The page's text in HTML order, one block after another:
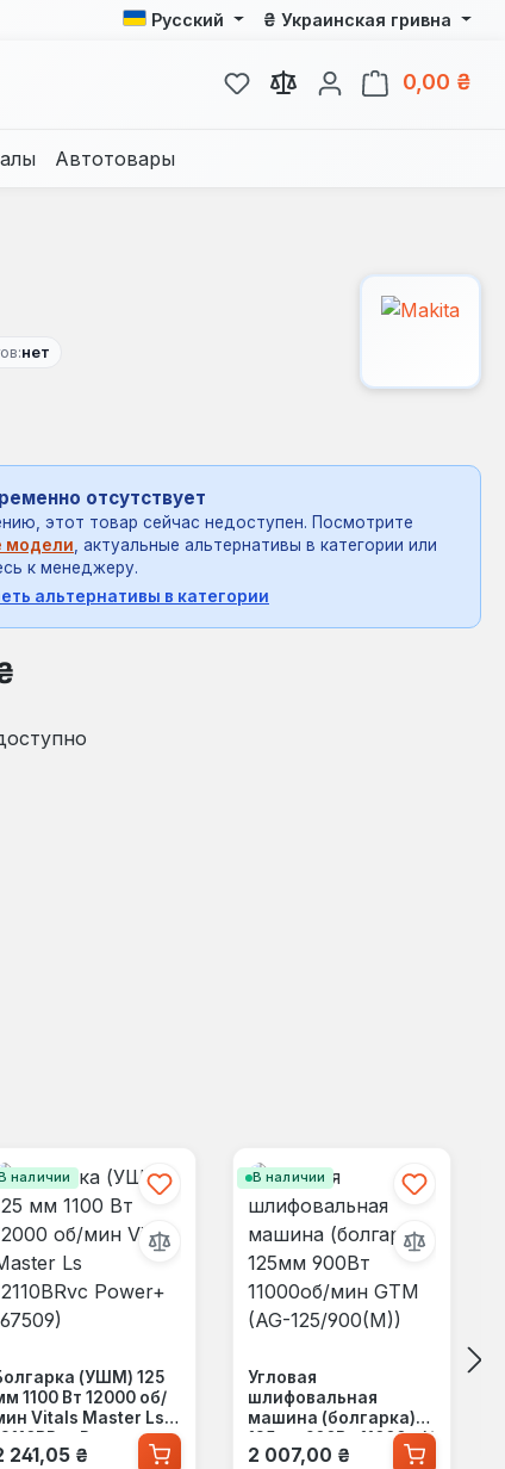
Русский ₴ Украинская гривна
У вас есть товары из
0,00 ₴
Автотовары
нет
отсутствует
этот товар сейчас недоступен. Посмотрите
модели , актуальные альтернативы в категории или
к менеджеру.
альтернативы в категории
наличии
(УШМ) 125
1100 Вт 12000 об/
Vitals Master Ls
Power+
цена:
241,05 ₴
В наличии
Угловая
шлифовальная
машина (болгарка)
125мм 900Вт 11000об/
мин GTM (AG-
Обычная цена:
2 007,00 ₴